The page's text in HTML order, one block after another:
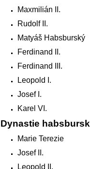
Maxmilián II.
Rudolf II.
Matyáš Habsburský
Ferdinand II.
Ferdinand III.
Leopold I.
Josef I.
Karel VI.
Dynastie
Marie Terezie
Josef II.
Leopold II.